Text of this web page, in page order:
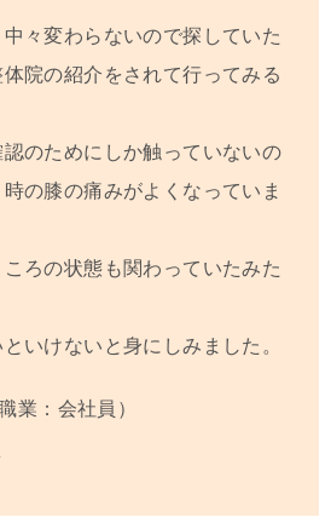
々変わらないので探していた
院の紹介をされて行ってみる
のためにしか触っていないの
の膝の痛みがよくなっていま
ろの状態も関わっていたみた
いけないと身にしみました。
業：会社員）